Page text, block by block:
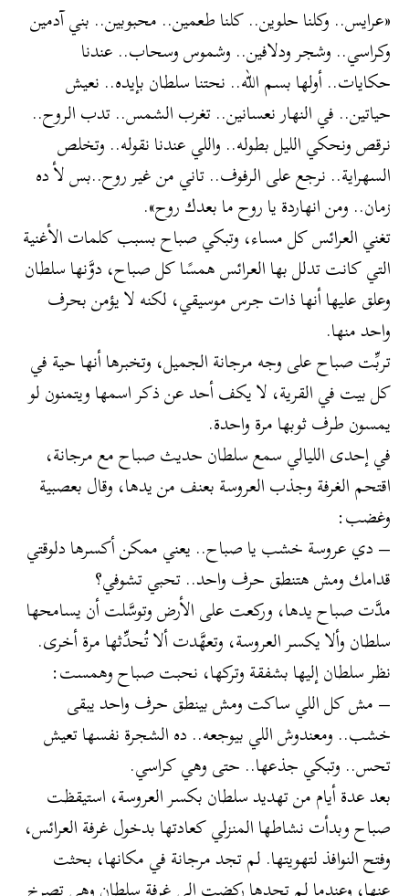
«عرايس.. وكلنا حلوين.. كلنا طعمين.. محبوبين.. بني آدمين
وكراسي.. وشجر ودلافين.. وشموس وسحاب.. عندنا
حكايات.. أولها بسم الله.. نحتنا سلطان بإيده.. نعيش
حياتين.. في النهار نعسانين.. تغرب الشمس.. تدب الروح..
نرقص ونحكي الليل بطوله.. واللي عندنا نقوله.. وتخلص
السهراية.. نرجع على الرفوف.. تاني من غير روح..بس لأ ده
زمان.. ومن انهاردة يا روح ما بعدك روح».
تغني العرائس كل مساء، وتبكي صباح بسبب كلمات الأغنية
التي كانت تدلل بها العرائس همسًا كل صباح، دوَّنها سلطان
وعلق عليها أنها ذات جرس موسيقي، لكنه لا يؤمن بحرف
واحد منها.
تربِّت صباح على وجه مرجانة الجميل، وتخبرها أنها حية في
كل بيت في القرية، لا يكف أحد عن ذكر اسمها ويتمنون لو
يمسون طرف ثوبها مرة واحدة.
في إحدى الليالي سمع سلطان حديث صباح مع مرجانة،
اقتحم الغرفة وجذب العروسة بعنف من يدها، وقال بعصبية
وغضب:
– دي عروسة خشب يا صباح.. يعني ممكن أكسرها دلوقتي
قدامك ومش هتنطق حرف واحد.. تحبي تشوفي؟
مدَّت صباح يدها، وركعت على الأرض وتوسَّلت أن يسامحها
سلطان وألا يكسر العروسة، وتعهَّدت ألا تُحدِّثها مرة أخرى.
نظر سلطان إليها بشفقة وتركها، نحبت صباح وهمست:
– مش كل اللي ساكت ومش بينطق حرف واحد يبقى
خشب.. ومعندوش اللي بيوجعه.. ده الشجرة نفسها تعيش
تحس.. وتبكي جذعها.. حتى وهي كراسي.
بعد عدة أيام من تهديد سلطان بكسر العروسة، استيقظت
صباح وبدأت نشاطها المنزلي كعادتها بدخول غرفة العرائس،
وفتح النوافذ لتهويتها. لم تجد مرجانة في مكانها، بحثت